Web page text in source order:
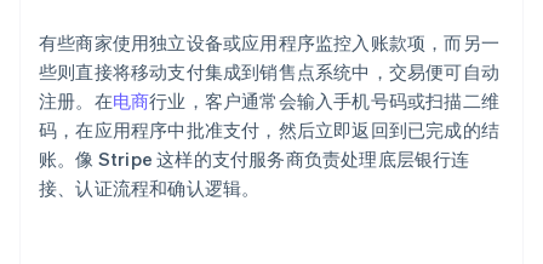
有些商家使用独立设备或应用程序监控入账款项，而另一
些则直接将移动支付集成到销售点系统中，交易便可自动
注册。在电商行业，客户通常会输入手机号码或扫描二维
码，在应用程序中批准支付，然后立即返回到已完成的结
账。像 Stripe 这样的支付服务商负责处理底层银行连
接、认证流程和确认逻辑。